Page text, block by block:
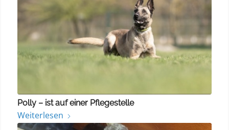
Polly – ist auf einer Pflegestelle
Weiterlesen